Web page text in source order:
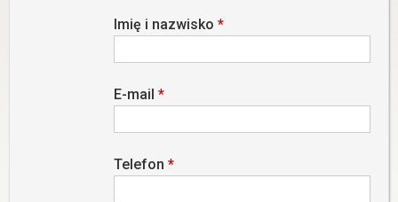
Imię i nazwisko *
E-mail *
Telefon *